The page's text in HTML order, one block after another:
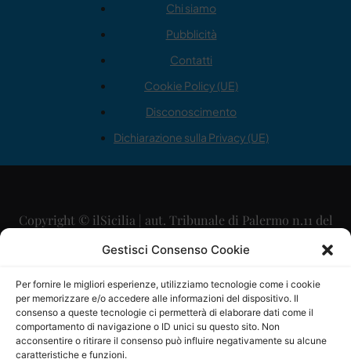
Gestisci Consenso Cookie
Per fornire le migliori esperienze, utilizziamo tecnologie come i cookie
per memorizzare e/o accedere alle informazioni del dispositivo. Il
consenso a queste tecnologie ci permetterà di elaborare dati come il
comportamento di navigazione o ID unici su questo sito. Non
acconsentire o ritirare il consenso può influire negativamente su alcune
caratteristiche e funzioni.
Chi siamo
Pubblicità
Contatti
Cookie Policy (UE)
Disconoscimento
Dichiarazione sulla Privacy (UE)
Copyright © ilSicilia | aut. Tribunale di Palermo n.11 del
29/09/2015
Direttore Editoriale: Maurizio Scaglione
Direttore Responsabile: Maria Calabrese